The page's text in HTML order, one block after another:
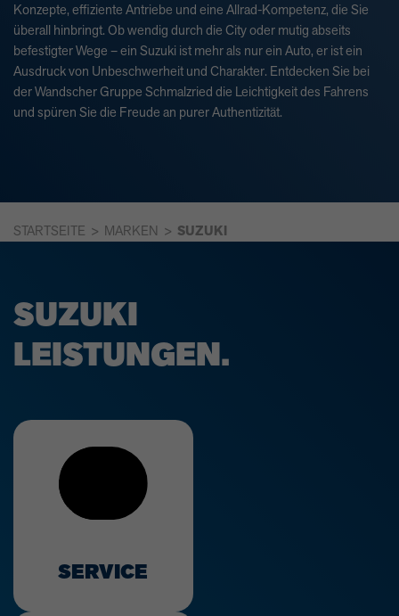
Konzepte, effiziente Antriebe und eine Allrad-Kompetenz, die Sie
überall hinbringt. Ob wendig durch die City oder mutig abseits
befestigter Wege – ein Suzuki ist mehr als nur ein Auto, er ist ein
Ausdruck von Unbeschwerheit und Charakter. Entdecken Sie bei
der Wandscher Gruppe Schmalzried die Leichtigkeit des Fahrens
und spüren Sie die Freude an purer Authentizität.
STARTSEITE MARKEN SUZUKI
SUZUKI
LEISTUNGEN.
SERVICE